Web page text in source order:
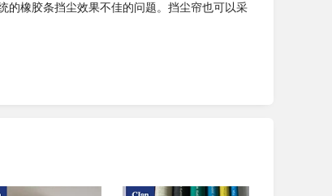
的橡胶条挡尘效果不佳的问题。挡尘帘也可以采